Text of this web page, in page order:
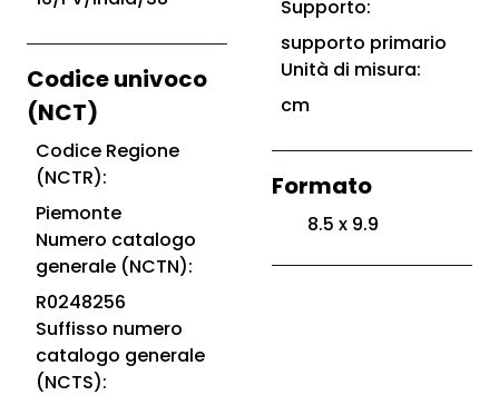
Codice univoco
(NCT)
Codice Regione
(NCTR):
Piemonte
Numero catalogo
generale (NCTN):
R0248256
Suffisso numero
catalogo generale
(NCTS):
Supporto:
supporto primario
Unità di misura:
cm
Formato
8.5 x 9.9